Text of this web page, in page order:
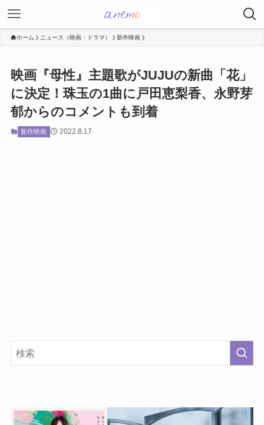
ホーム ニュース（映画・ドラマ） 新作映画
映画『母性』主題歌がJUJUの新曲「花」
に決定！珠玉の1曲に戸田恵梨香、永野芽
郁からのコメントも到着
新作映画 2022.8.17